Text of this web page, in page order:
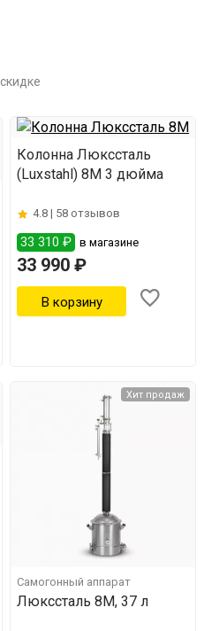
скидке
Колонна Люкссталь
(Luxstahl) 8М 3 дюйма
4.8 | 58 отзывов
33 310 ₽ в магазине
33 990 ₽
Хит продаж
Самогонный аппарат
Люкссталь 8М, 37 л